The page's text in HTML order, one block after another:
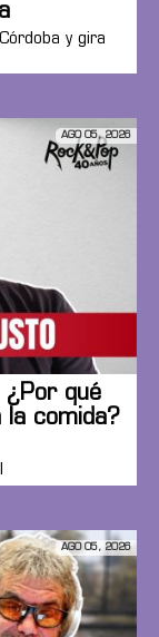
y gira
AGO 05, 2026
¿Por qué
la comida?
AGO 05, 2026